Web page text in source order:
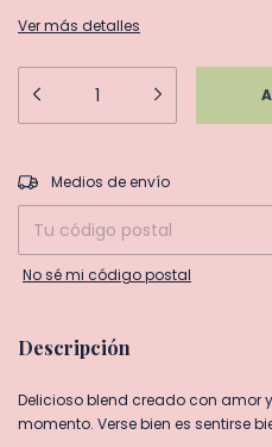
Ver más detalles
Entregas para el CP:
Medios de envío
No sé mi código postal
Descripción
Delicioso blend creado con amor
momento. Verse bien es sentirse